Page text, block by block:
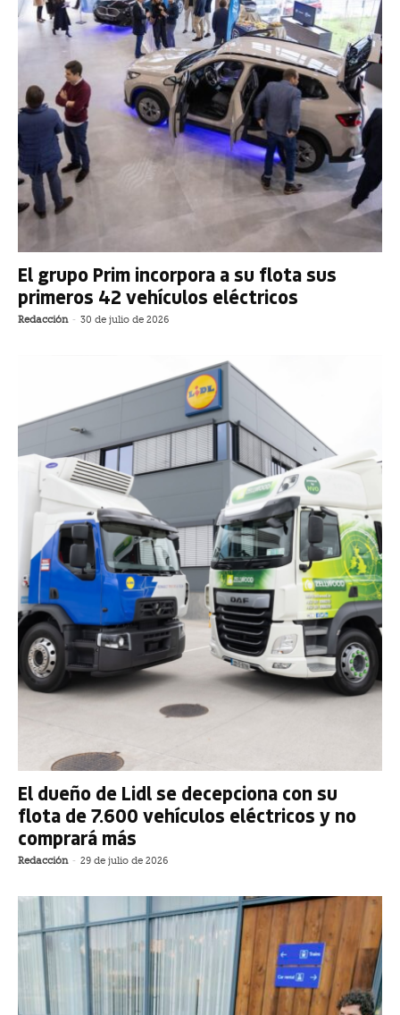
El grupo Prim incorpora a su flota sus
primeros 42 vehículos eléctricos
Redacción - 30 de julio de 2026
El dueño de Lidl se decepciona con su
flota de 7.600 vehículos eléctricos y no
comprará más
Redacción - 29 de julio de 2026